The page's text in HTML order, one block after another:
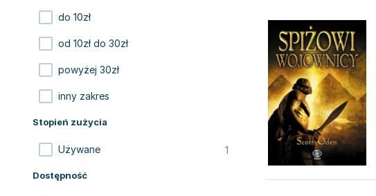
do 10zł
od 10zł do 30zł
powyżej 30zł
inny zakres
Stopień zużycia
Używane 1
Dostępność